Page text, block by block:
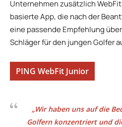
Unternehmen zusätzlich
basierte App, die nach der
eine passende Empfehlung
Schläger für den jungen Golfer
PING WebFit Junior
„Wir haben uns auf die
Golfern konzentriert und